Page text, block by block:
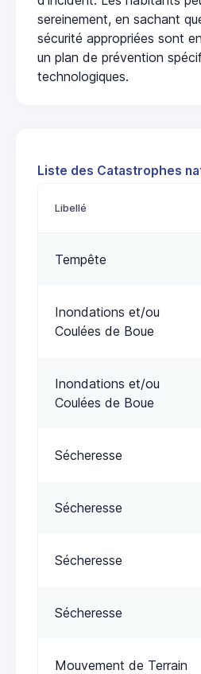
sereinement, en sachant
sécurité appropriées sont
un plan de prévention
technologiques.
Liste des Catastrophes
Libellé
Tempête
Inondations et/ou
Coulées de Boue
Inondations et/ou
Coulées de Boue
Sécheresse
Sécheresse
Sécheresse
Sécheresse
Mouvement de Terrain